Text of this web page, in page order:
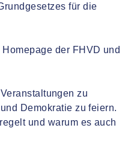
für die
der FHVD und
zu
Demokratie zu feiern.
und warum es auch